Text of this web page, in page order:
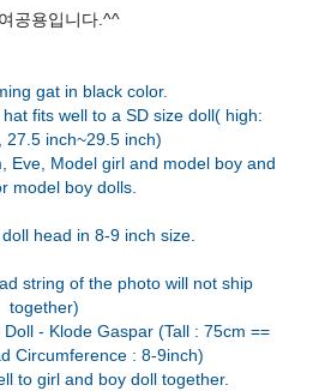
공용입니다.^^
gat in black color.
fits well to a SD size doll( high:
27.5 inch~29.5 inch)
Eve, Model girl and model boy and
model boy dolls.
head in 8-9 inch size.
string of the photo will not ship
together)
- Klode Gaspar (Tall : 75cm ==
Circumference : 8-9inch)
to girl and boy doll together.